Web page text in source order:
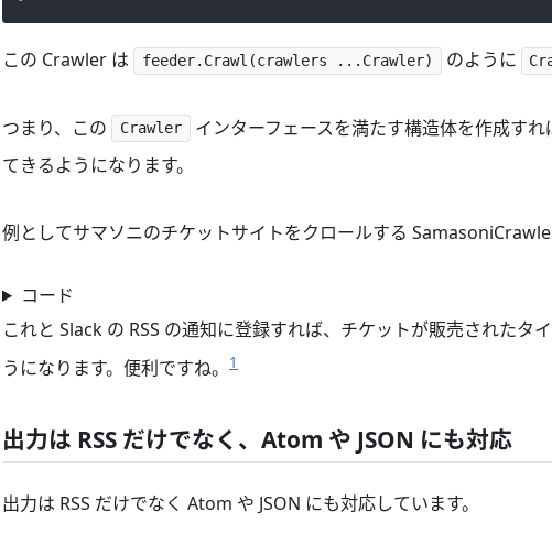
この Crawler は feeder.Crawl(crawlers ...Crawler) のように
つまり、この Crawler
インターフェースを満たす構造体を作成す
てきるようになります。
例としてサマソニのチケットサイトをクロールする
コード
これと Slack の RSS の通知に登録すれば、チケットが販売されたタ
うになります。便利ですね。
1
出力は RSS だけでなく、Atom や JSON にも対応
出力は RSS だけでなく Atom や JSON にも対応しています。